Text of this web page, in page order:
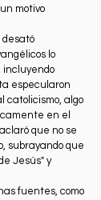
motivo
desató
lo
incluyendo
especularon
catolicismo, algo
en el
que no se
subrayando que
Jesús" y
fuentes, como